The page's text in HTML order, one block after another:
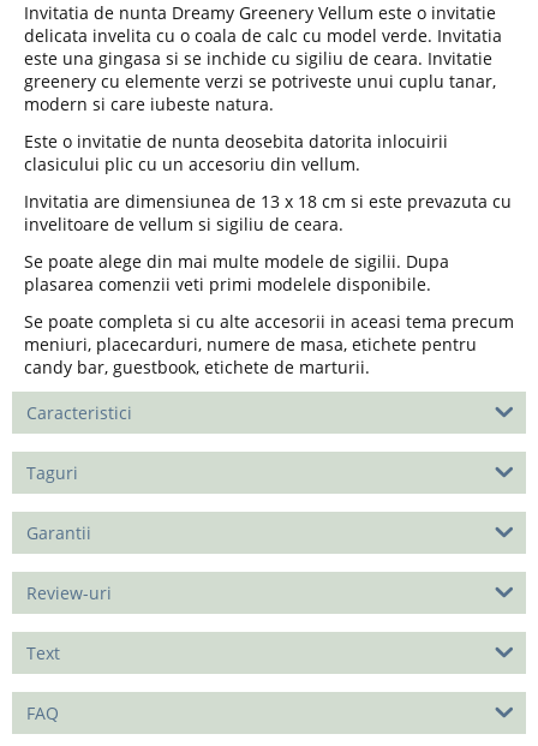
Invitatia de nunta Dreamy Greenery Vellum este o invitatie
delicata invelita cu o coala de calc cu model verde. Invitatia
este una gingasa si se inchide cu sigiliu de ceara. Invitatie
greenery cu elemente verzi se potriveste unui cuplu tanar,
modern si care iubeste natura.
Este o invitatie de nunta deosebita datorita inlocuirii
clasicului plic cu un accesoriu din vellum.
Invitatia are dimensiunea de 13 x 18 cm si este prevazuta cu
invelitoare de vellum si sigiliu de ceara.
Se poate alege din mai multe modele de sigilii. Dupa
plasarea comenzii veti primi modelele disponibile.
Se poate completa si cu alte accesorii in aceasi tema precum
meniuri, placecarduri, numere de masa, etichete pentru
candy bar, guestbook, etichete de marturii.
Caracteristici
Taguri
Garantii
Review-uri
Text
FAQ